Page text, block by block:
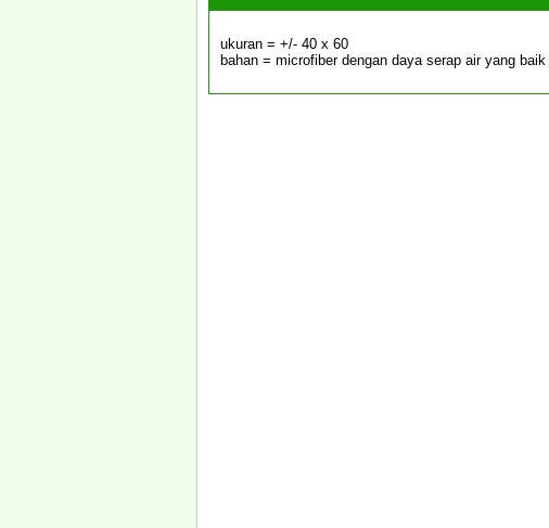
ukuran = +/- 40 x 60
bahan = microfiber dengan daya serap air yang